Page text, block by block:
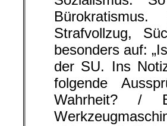
Strafvollzug,
besonders auf:
der SU. Ins
folgende
Wahrheit? /